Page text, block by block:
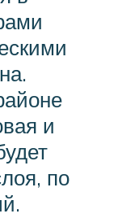
и
по